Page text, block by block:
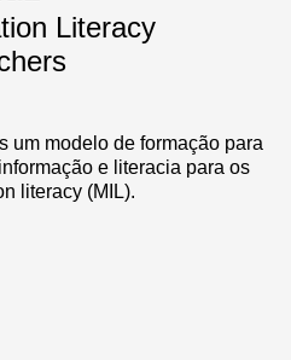
Literacy
um modelo de formação para
e literacia para os
literacy (MIL).